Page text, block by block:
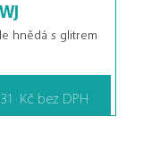
hnědá s glitrem
Kč bez DPH